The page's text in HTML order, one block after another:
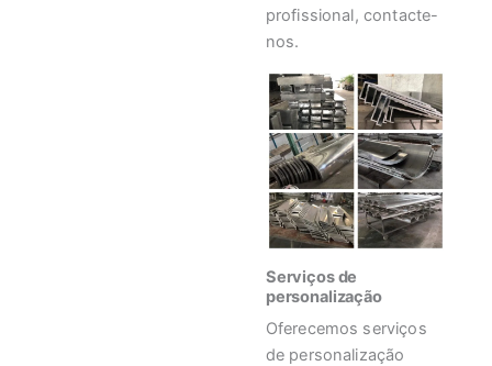
profissional, contacte-
nos.
Serviços de
personalização
Oferecemos serviços
de personalização